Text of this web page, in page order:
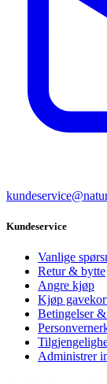
Kundeservice
Vanlige
Retur & bytte
Angre kjøp
Kjøp
Betingelser
Administrer